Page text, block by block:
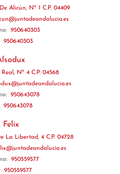
Alicún, Nº 1 C.P. 04409
950640303
950640303
Nº 4 C.P. 04568
950643078
950643078
Felix
La Libertad, 4 C.P. 04728
950559577
950559577